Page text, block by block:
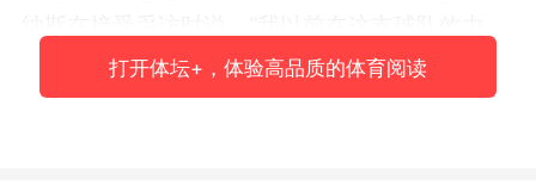
过，之后我受了伤，发生了一些其他事情。”
打开体坛+，体验高品质的体育阅读